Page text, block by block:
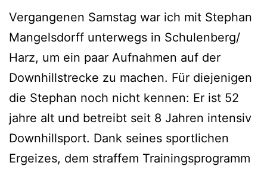
Vergangenen Samstag war ich mit Stephan
Mangelsdorff unterwegs in Schulenberg/
Harz, um ein paar Aufnahmen auf der
Downhillstrecke zu machen. Für diejenigen
die Stephan noch nicht kennen: Er ist 52
jahre alt und betreibt seit 8 Jahren intensiv
Downhillsport. Dank seines sportlichen
Ergeizes, dem straffem Trainingsprogramm